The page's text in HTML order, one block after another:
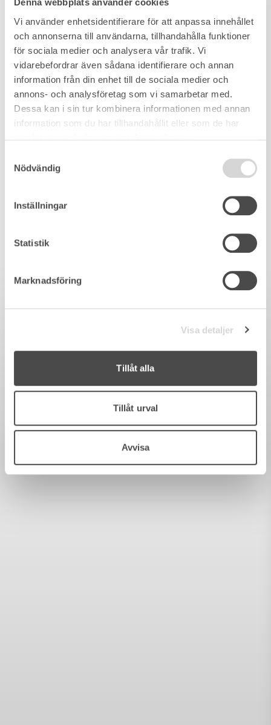
Denna webbplats använder cookies
Vi använder enhetsidentifierare för att anpassa innehållet
och annonserna till användarna, tillhandahålla funktioner
för sociala medier och analysera vår trafik. Vi
vidarebefordrar även sådana identifierare och annan
information från din enhet till de sociala medier och
annons- och analysföretag som vi samarbetar med.
Dessa kan i sin tur kombinera informationen med annan
information som du har tillhandahållit eller som de har
Nödvändig
Inställningar
Statistik
Marknadsföring
Visa detaljer
Tillåt alla
Tillåt urval
Avvisa